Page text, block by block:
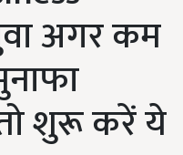
अगर कम
शुरू करें ये